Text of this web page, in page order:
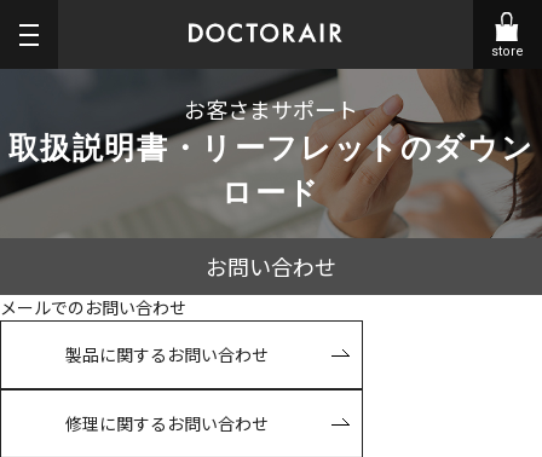
store
お客さまサポート
取扱説明書・リーフレットのダウン
ロード
お問い合わせ
メールでのお問い合わせ
製品に関するお問い合わせ
修理に関するお問い合わせ